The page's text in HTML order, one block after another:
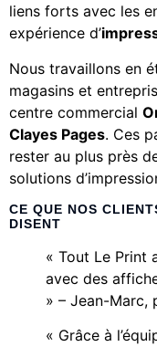
liens forts avec les
expérience d’
Nous travaillons en
magasins et
centre commercial
Clayes Pages. Ces
rester au plus près
solutions
CE QUE NOS
DISENT
« Tout Le Print
avec des
» – Jean-Marc,
« Grâce à